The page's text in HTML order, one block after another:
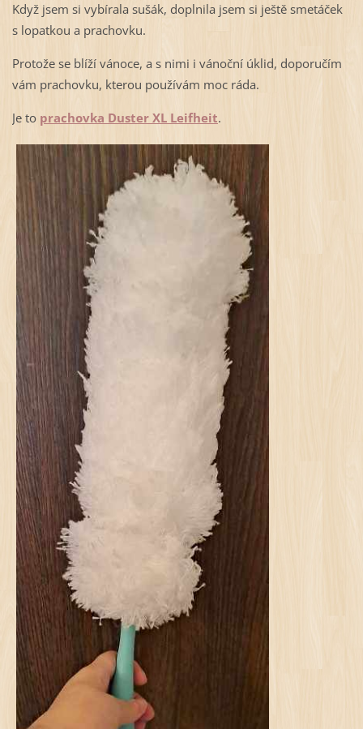
Když jsem si vybírala sušák, doplnila jsem si ještě smetáček
s lopatkou a prachovku.
Protože se blíží vánoce, a s nimi i vánoční úklid, doporučím
vám prachovku, kterou používám moc ráda.
Je to prachovka Duster XL Leifheit.